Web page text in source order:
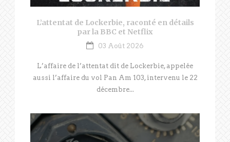
L’attentat de Lockerbie, raconté en détails
par la BBC et Netflix
03 Août 2026
L’affaire de l’attentat dit de Lockerbie, appelée
aussi l’affaire du vol Pan Am 103, intervenu le 22
décembre...